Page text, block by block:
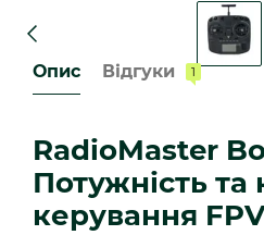
Опис Відгуки 1
RadioMaster
Потужність та
керування FPV